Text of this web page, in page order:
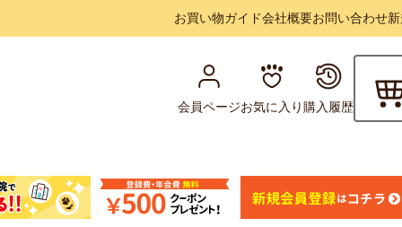
お買い物ガイド会社概要お問い合わせ
会員ページお気に入り購入履歴